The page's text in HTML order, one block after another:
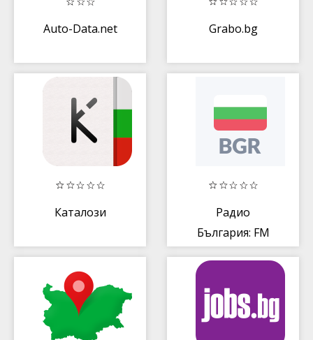
Auto-Data.net Grabo.bg
Каталози
Радио
България: FM
онлайн радио